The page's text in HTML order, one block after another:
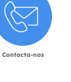
Contacta-nos